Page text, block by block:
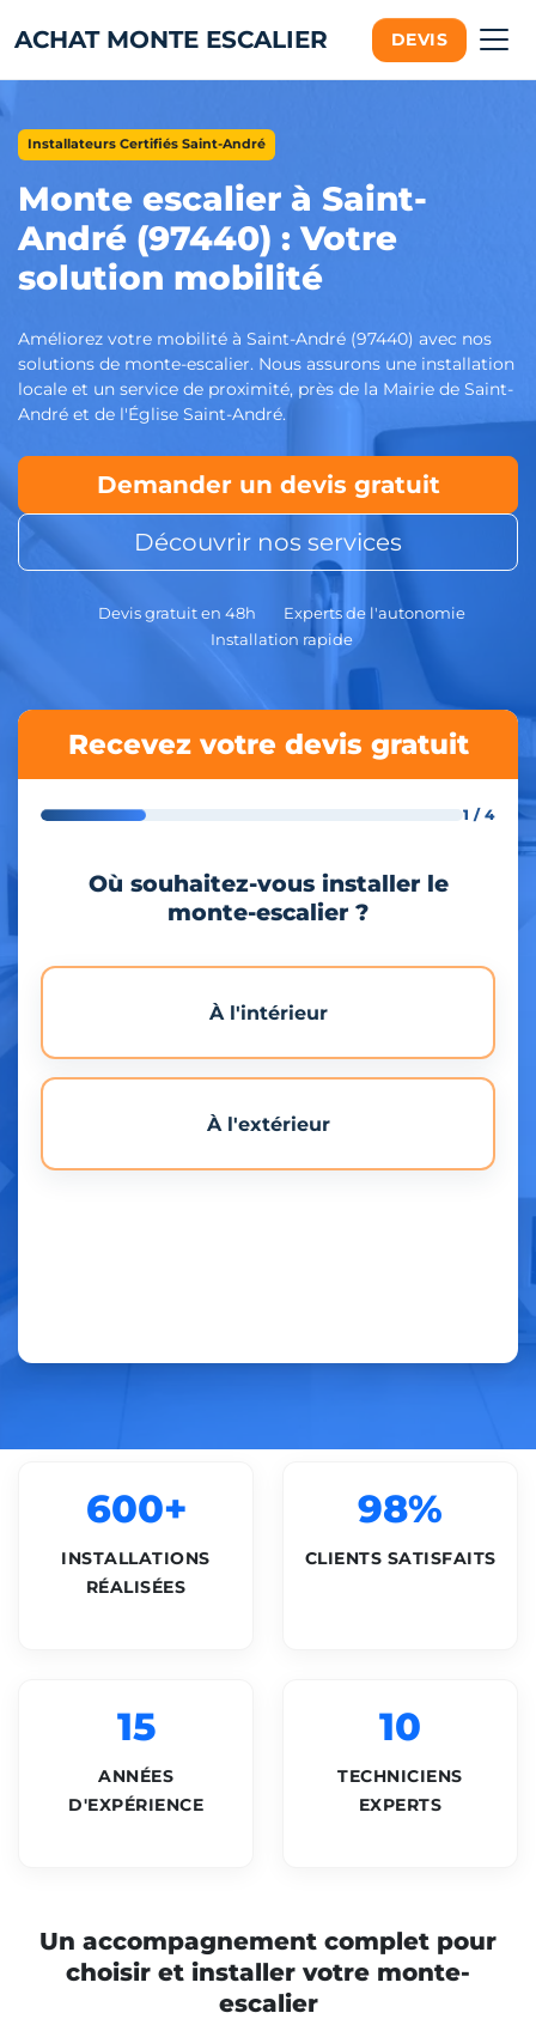
ACHAT MONTE ESCALIER DEVIS
Installateurs Certifiés Saint-André
Monte escalier à Saint-
André (97440) : Votre
solution mobilité
Améliorez votre mobilité à Saint-André (97440) avec nos
solutions de monte-escalier. Nous assurons une installation
locale et un service de proximité, près de la Mairie de Saint-
André et de l'Église Saint-André.
Demander un devis gratuit
Découvrir nos services
Devis gratuit en 48h
Experts de l'autonomie
Installation rapide
Recevez votre devis gratuit
1 / 4
Où souhaitez-vous installer le
monte-escalier ?
À l'intérieur
À l'extérieur
600+
INSTALLATIONS
RÉALISÉES
98%
CLIENTS SATISFAITS
15
ANNÉES
D'EXPÉRIENCE
10
TECHNICIENS
EXPERTS
Un accompagnement complet pour
choisir et installer votre monte-
escalier